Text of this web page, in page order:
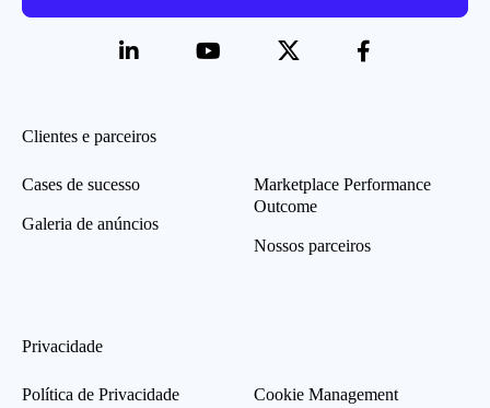
Clientes e parceiros
Cases de sucesso
Galeria de anúncios
Marketplace Performance
Outcome
Nossos parceiros
Privacidade
Política de Privacidade Cookie Management